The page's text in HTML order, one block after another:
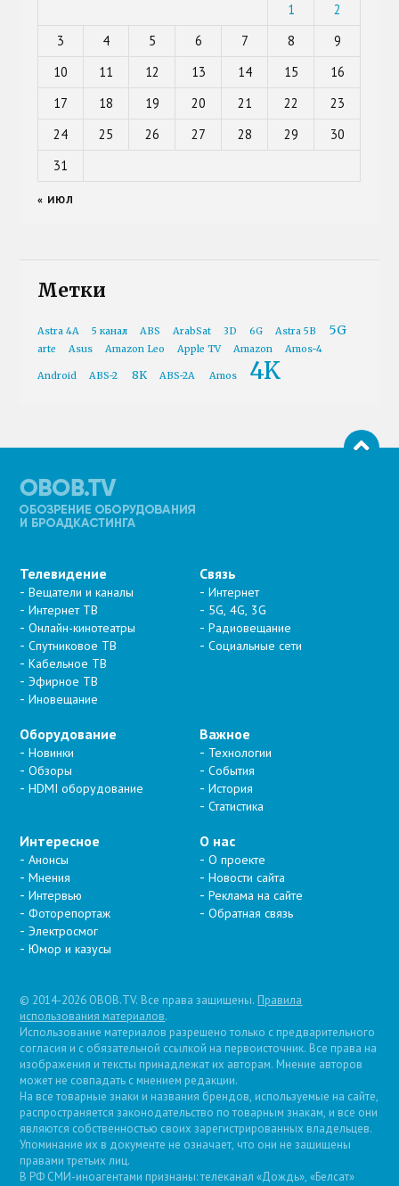
1
2
3
4 5 6 7 8
9
10
11 12 13 14 15
16
17
18 19 20 21 22
23
24
25 26 27 28 29
30
31
« ИЮЛ
Метки
Astra 4A 5 канал ABS ArabSat 3D 6G Astra 5B 5G
arte Asus Amazon Leo Apple TV Amazon Amos-4
Android ABS-2 8K ABS-2A Amos 4K
Телевидение
Вещатели и каналы
Интернет ТВ
Онлайн-кинотеатры
Спутниковое ТВ
Кабельное ТВ
Эфирное ТВ
Иновещание
Связь
Интернет
5G, 4G, 3G
Радиовещание
Социальные сети
Оборудование
Новинки
Обзоры
HDMI оборудование
Важное
Технологии
События
История
Статистика
Интересное
Анонсы
Мнения
Интервью
Фоторепортаж
Электросмог
Юмор и казусы
О нас
О проекте
Новости сайта
Реклама на сайте
Обратная связь
© 2014-2026 OBOB.TV. Все права защищены. Правила
использования материалов.
Использование материалов разрешено только с предварительного
согласия и с обязательной ссылкой на первоисточник. Все права на
изображения и тексты принадлежат их авторам. Мнение авторов
может не совпадать с мнением редакции.
На все товарные знаки и названия брендов, используемые на сайте,
распространяется законодательство по товарным знакам, и все они
являются собственностью своих зарегистрированных владельцев.
Упоминание их в документе не означает, что они не защищены
правами третьих лиц.
В РФ СМИ-иноагентами признаны: телеканал «Дождь», «Белсат»